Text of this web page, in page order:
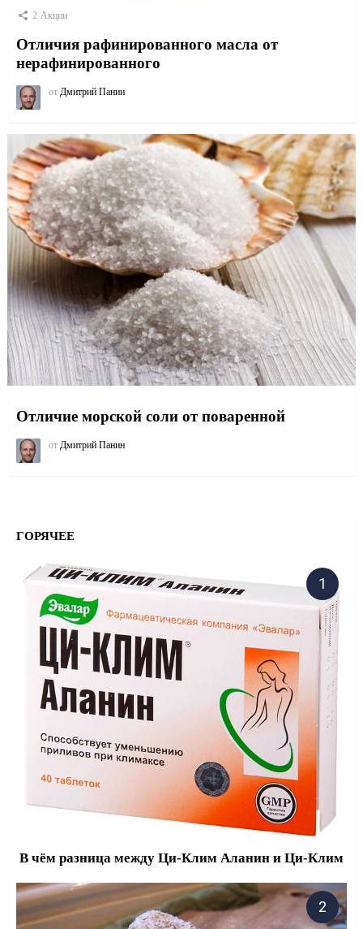
2 Акции
Отличия рафинированного масла от
нерафинированного
от Дмитрий Панин
Отличие морской соли от поваренной
от Дмитрий Панин
ГОРЯЧЕЕ
В чём разница между Ци-Клим Аланин и Ци-Клим